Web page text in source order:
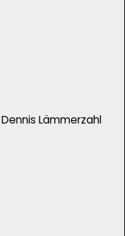
Lämmerzahl